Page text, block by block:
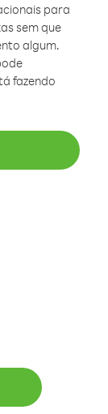
para
sem que
algum.
fazendo